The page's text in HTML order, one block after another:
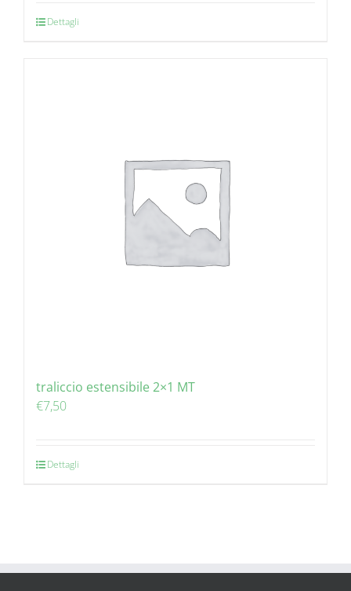
Dettagli
traliccio estensibile 2×1 MT
€7,50
Dettagli